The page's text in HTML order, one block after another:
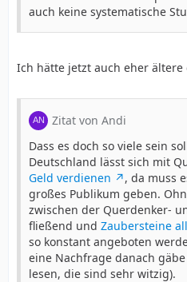
auch keine systematische
Ich hätte jetzt auch eher ältere
Zitat von Andi
Dass es doch so viele sein
Deutschland lässt sich mit
Geld verdienen
, da muss
großes Publikum geben.
zwischen der Querdenker-
fließend und Zaubersteine
so konstant angeboten
eine Nachfrage danach
lesen, die sind sehr witzig).